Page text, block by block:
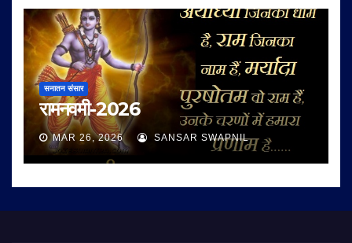
सनातन संसार
रामनवमी-2026
MAR 26, 2026 SANSAR SWAPNIL